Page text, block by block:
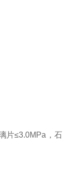
片≤3.0MPa，石